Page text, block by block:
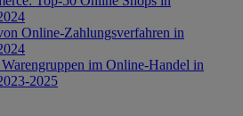
Online-Zahlungsverfahren in
im Online-Handel in
2025